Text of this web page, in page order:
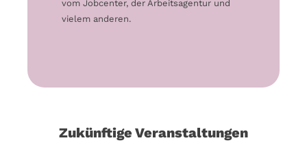
vom Jobcenter, der Arbeitsagentur und
vielem anderen.
Zukünftige Veranstaltungen